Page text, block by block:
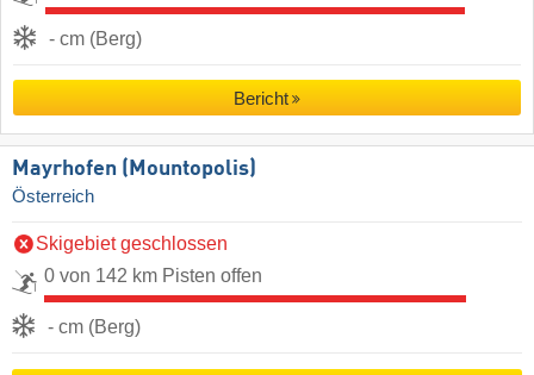
- cm (Berg)
Bericht
Mayrhofen (Mountopolis)
Österreich
Skigebiet geschlossen
0 von 142 km Pisten offen
- cm (Berg)